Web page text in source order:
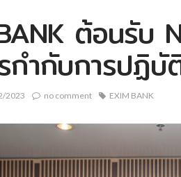
ต้อนรับ
กำกับการปฏิบั
2023 no comment EXIM BANK